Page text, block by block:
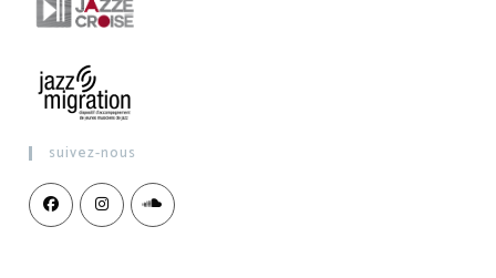
suivez-nous